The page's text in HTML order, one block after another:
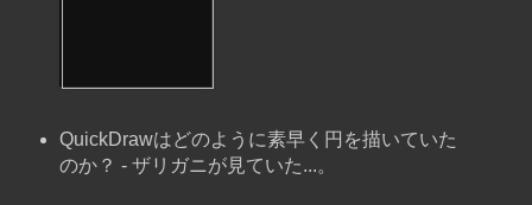
QuickDrawはどのように素早く円を描いていた
のか？ - ザリガニが見ていた...。